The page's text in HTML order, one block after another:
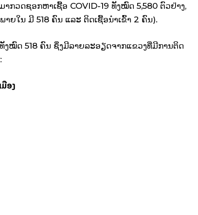
າກວດຊອກຫາເຊື້ອ COVID-19 ທັງໝົດ 5,580 ຕົວຢ່າງ,
ຍໃນ ມີ 518 ຄົນ ແລະ ຕິດເຊື້ອນໍາເຂົ້າ 2 ຄົນ).
ໝົດ 518 ຄົນ ຊຶ່ງມີລາຍລະອຽດຈາກແຂວງທີ່ມີການຕິດ
ເມືອງ